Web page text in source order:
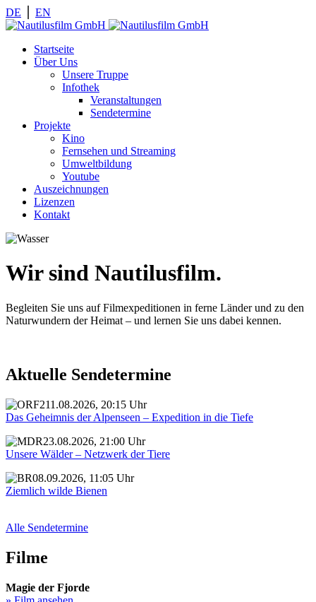
DE EN
Startseite
Über Uns
Unsere Truppe
Infothek
Veranstaltungen
Sendetermine
Projekte
Kino
Fernsehen und Streaming
Umweltbildung
Youtube
Auszeichnungen
Lizenzen
Kontakt
Wir sind Nautilusfilm.
Begleiten Sie uns auf Filmexpeditionen in ferne Länder und zu den
Naturwundern der Heimat – und lernen Sie uns dabei kennen.
Aktuelle Sendetermine
11.08.2026, 20:15 Uhr
Das Geheimnis der Alpenseen – Expedition in die Tiefe
23.08.2026, 21:00 Uhr
Unsere Wälder – Netzwerk der Tiere
08.09.2026, 11:05 Uhr
Ziemlich wilde Bienen
Alle Sendetermine
Filme
Magie der Fjorde